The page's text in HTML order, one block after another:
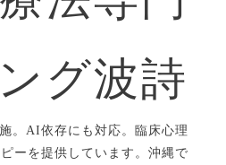
グ波詩
。AI依存にも対応。臨床心理
ーを提供しています。沖縄で